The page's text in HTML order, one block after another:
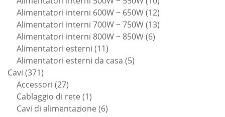
prodotti
Alimentatori interni 600W ~ 650W 1212
prodotti
Alimentatori interni 700W ~ 750W 1313
Alimentatori interni 800W ~ 850W 66
Alimentatori esterni 1111
prodotti
Alimentatori esterni da casa 55
Cavi 371371
prodotti
Accessori 2727
prodotti
Cablaggio di rete 11
prodotto
Cavi di alimentazione 66